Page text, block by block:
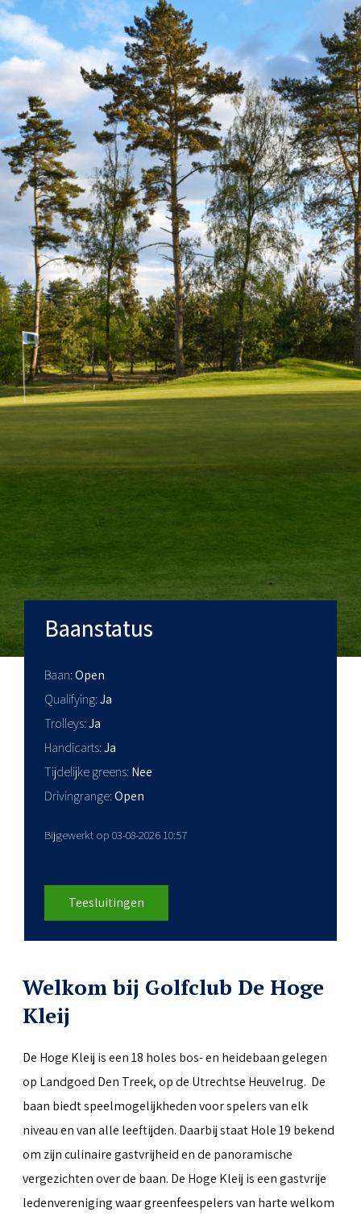
Baanstatus
Baan Open
Qualifying Ja
Trolleys Ja
Handicarts Ja
Tijdelijke greens Nee
Drivingrange Open
Bijgewerkt op 03-08-2026 10:57
Teesluitingen
Welkom bij Golfclub De Hoge
Kleij
De Hoge Kleij is een 18 holes bos- en heidebaan gelegen
op Landgoed Den Treek, op de Utrechtse Heuvelrug. De
baan biedt speelmogelijkheden voor spelers van elk
niveau en van alle leeftijden. Daarbij staat Hole 19 bekend
om zijn culinaire gastvrijheid en de panoramische
vergezichten over de baan. De Hoge Kleij is een gastvrije
ledenvereniging waar greenfeespelers van harte welkom